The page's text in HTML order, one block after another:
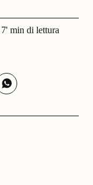
7' min di lettura